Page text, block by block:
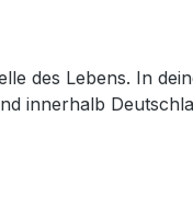
innerhalb